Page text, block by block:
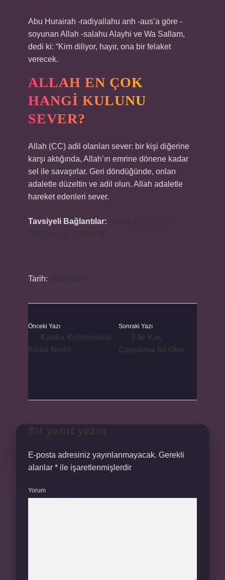
Abu Hurairah -radiyallahu anh -aus’a göre -
soyunan Allah -salahu Alayhi ve Wa Sallam,
dedi ki: “Kim diliyor, hayır, ona bir felaket
verecek.
ALLAH EN ÇOK
HANGI KULUNU
SEVER?
Allah (CC) adil olanları sever: bir kişi diğerine
karşı aktığında, Allah’ın emrine dönene kadar
sel ile savaşırlar. Geri döndüğünde, onları
adaletle düzeltin ve adil olun. Allah adaletle
hareket edenleri sever.
Tavsiyeli Bağlantılar:
Tarih:
Önceki Yazı Sonraki Yazı
E-posta adresiniz yayınlanmayacak. Gerekli
alanlar * ile işaretlenmişlerdir
Yorum